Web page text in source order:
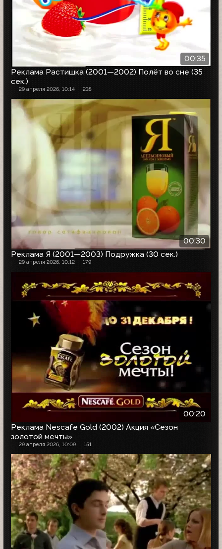
00:35
Реклама Растишка (2001—2002) Полёт во сне (35
сек.)
29 апреля 2026, 10:14 235
00:30
Реклама Я (2001—2003) Подружка (30 сек.)
29 апреля 2026, 10:12 179
00:20
Реклама Nescafe Gold (2002) Акция «Сезон
золотой мечты»
29 апреля 2026, 10:09 151